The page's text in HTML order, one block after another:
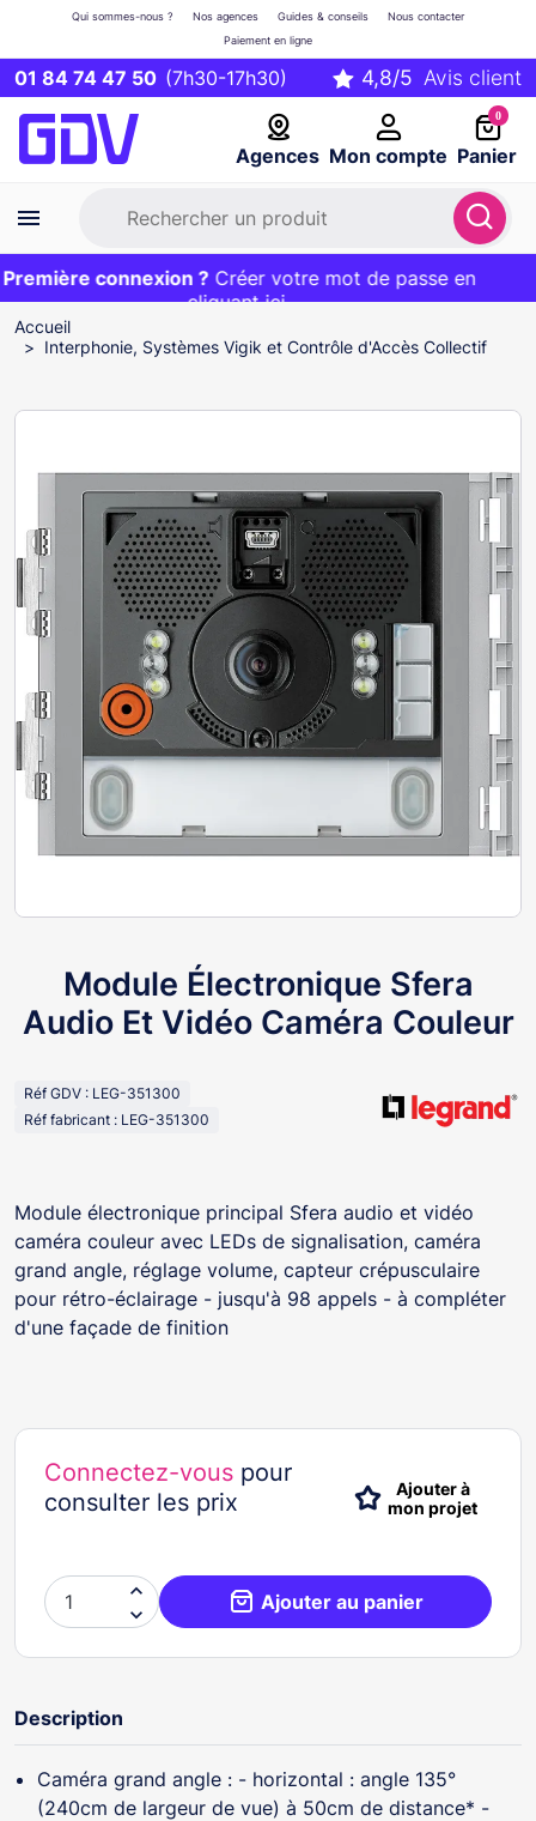
01 84 74 47 50 (7h30-17h30)
Agences Mon compte
Qui sommes-nous ? Nos agences Guides & conseils
Nous contacter
Paiement en ligne
0
Panier
Première commande ?20€ OFFERT sur votre panier
et livraison 24/48h gratuite avec le codeBIENVENUE
connexion ?Créer votre mot de passe en
cliquant ici
EXCLU WEB :
Accueil
Interphonie, Systèmes Vigik et Contrôle d'Accès Collectif
Module Électronique Sfera
Audio Et Vidéo Caméra Couleur
Réf GDV : LEG-351300
Réf fabricant : LEG-351300
Module électronique principal Sfera audio et vidéo
caméra couleur avec LEDs de signalisation, caméra
grand angle, réglage volume, capteur crépusculaire
pour rétro-éclairage - jusqu'à 98 appels - à compléter
d'une façade de finition
Connectez-vous pour
consulter les prix
Ajouter à
mon projet

 Ajouter au panier
Description
Caméra grand angle : - horizontal : angle 135°
(240cm de largeur de vue) à 50cm de distance* -